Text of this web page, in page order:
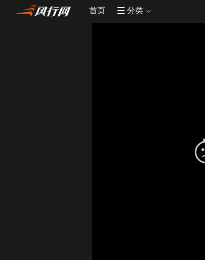
首页 分类